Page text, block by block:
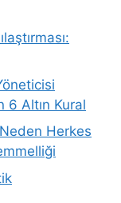
6 Altın Kural
Herkes